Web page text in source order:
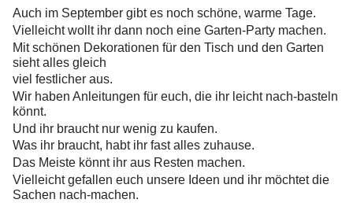
Auch im September gibt es noch schöne, warme Tage.
Vielleicht wollt ihr dann noch eine Garten-Party machen.
Mit schönen Dekorationen für den Tisch und den Garten
sieht alles gleich
viel festlicher aus.
Wir haben Anleitungen für euch, die ihr leicht nach-basteln
könnt.
Und ihr braucht nur wenig zu kaufen.
Was ihr braucht, habt ihr fast alles zuhause.
Das Meiste könnt ihr aus Resten machen.
Vielleicht gefallen euch unsere Ideen und ihr möchtet die
Sachen nach-machen.